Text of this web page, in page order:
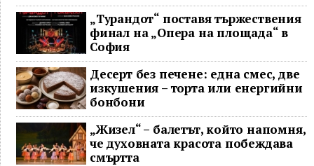
„Турандот“ поставя тържествения
финал на „Опера на площада“ в
София
Десерт без печене: една смес, две
изкушения – торта или енергийни
бонбони
„Жизел“ – балетът, който напомня,
че духовната красота побеждава
смъртта